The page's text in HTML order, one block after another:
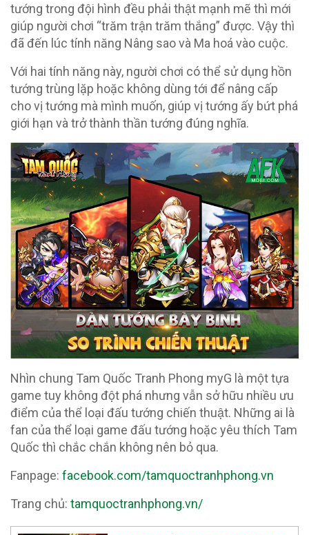
tướng trong đội hình đều phải thật mạnh mẽ thì mới
giúp người chơi “trăm trận trăm thắng” được. Vậy thì
đã đến lúc tính năng Nâng sao và Ma hoá vào cuộc.
Với hai tính năng này, người chơi có thể sử dụng hồn
tướng trùng lặp hoặc không dùng tới để nâng cấp
cho vị tướng mà mình muốn, giúp vị tướng ấy bứt phá
giới hạn và trở thành thần tướng đúng nghĩa.
Nhìn chung Tam Quốc Tranh Phong myG là một tựa
game tuy không đột phá nhưng vẫn sở hữu nhiều ưu
điểm của thể loại đấu tướng chiến thuật. Những ai là
fan của thể loại game đấu tướng hoặc yêu thích Tam
Quốc thì chắc chắn không nên bỏ qua.
Fanpage: facebook.com/tamquoctranhphong.vn
Trang chủ: tamquoctranhphong.vn/